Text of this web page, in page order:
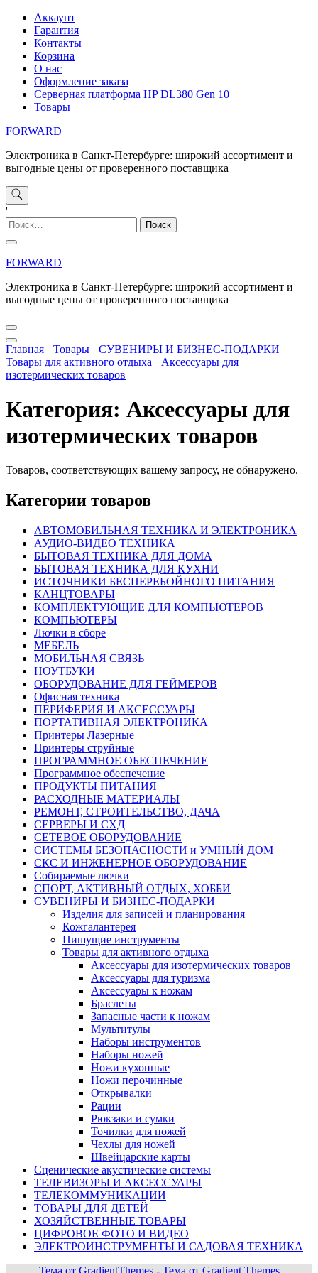
Перейти
содержимому
Аккаунт
Гарантия
Контакты
Корзина
О нас
Оформление заказа
Серверная платформа HP DL380 Gen 10
Товары
FORWARD
Электроника в Санкт-Петербурге: широкий ассортимент и
выгодные цены от проверенного поставщика
'
Найти:
FORWARD
Электроника в Санкт-Петербурге: широкий ассортимент и
выгодные цены от проверенного поставщика
Главная Товары
СУВЕНИРЫ И БИЗНЕС-ПОДАРКИ
Товары для активного отдыха
Аксессуары для
изотермических товаров
Категория: Аксессуары для
изотермических товаров
Товаров, соответствующих вашему запросу, не обнаружено.
Категории товаров
АВТОМОБИЛЬНАЯ ТЕХНИКА И ЭЛЕКТРОНИКА
АУДИО-ВИДЕО ТЕХНИКА
БЫТОВАЯ ТЕХНИКА ДЛЯ ДОМА
БЫТОВАЯ ТЕХНИКА ДЛЯ КУХНИ
ИСТОЧНИКИ БЕСПЕРЕБОЙНОГО ПИТАНИЯ
КАНЦТОВАРЫ
КОМПЛЕКТУЮЩИЕ ДЛЯ КОМПЬЮТЕРОВ
КОМПЬЮТЕРЫ
Лючки в сборе
МЕБЕЛЬ
МОБИЛЬНАЯ СВЯЗЬ
НОУТБУКИ
ОБОРУДОВАНИЕ ДЛЯ ГЕЙМЕРОВ
Офисная техника
ПЕРИФЕРИЯ И АКСЕССУАРЫ
ПОРТАТИВНАЯ ЭЛЕКТРОНИКА
Принтеры Лазерные
Принтеры струйные
ПРОГРАММНОЕ ОБЕСПЕЧЕНИЕ
Программное обеспечение
ПРОДУКТЫ ПИТАНИЯ
РАСХОДНЫЕ МАТЕРИАЛЫ
РЕМОНТ, СТРОИТЕЛЬСТВО, ДАЧА
СЕРВЕРЫ И СХД
СЕТЕВОЕ ОБОРУДОВАНИЕ
СИСТЕМЫ БЕЗОПАСНОСТИ и УМНЫЙ ДОМ
СКС И ИНЖЕНЕРНОЕ ОБОРУДОВАНИЕ
Собираемые лючки
СПОРТ, АКТИВНЫЙ ОТДЫХ, ХОББИ
СУВЕНИРЫ И БИЗНЕС-ПОДАРКИ
Изделия для записей и планирования
Кожгалантерея
Пишущие инструменты
Товары для активного отдыха
Аксессуары для изотермических товаров
Аксессуары для туризма
Аксессуары к ножам
Браслеты
Запасные части к ножам
Мультитулы
Наборы инструментов
Наборы ножей
Ножи кухонные
Ножи перочинные
Открывалки
Рации
Рюкзаки и сумки
Точилки для ножей
Чехлы для ножей
Швейцарские карты
Сценические акустические системы
ТЕЛЕВИЗОРЫ И АКСЕССУАРЫ
ТЕЛЕКОММУНИКАЦИИ
ТОВАРЫ ДЛЯ ДЕТЕЙ
ХОЗЯЙСТВЕННЫЕ ТОВАРЫ
ЦИФРОВОЕ ФОТО И ВИДЕО
ЭЛЕКТРОИНСТРУМЕНТЫ И САДОВАЯ ТЕХНИКА